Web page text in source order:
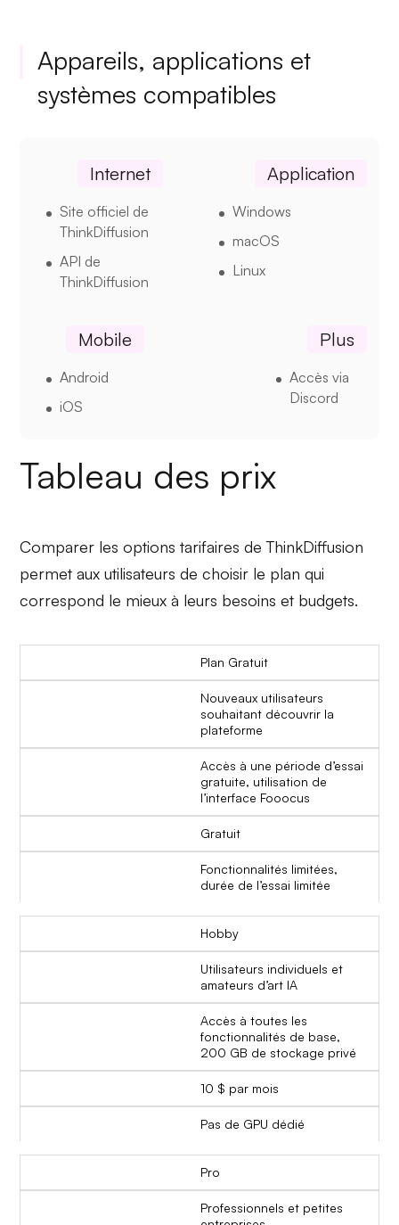
Appareils, applications et
systèmes compatibles
Internet
Site officiel de
ThinkDiffusion
API de
ThinkDiffusion
Application
Windows
macOS
Linux
Mobile
Android
iOS
Plus
Accès via
Discord
Tableau des prix
Comparer les options tarifaires de ThinkDiffusion
permet aux utilisateurs de choisir le plan qui
correspond le mieux à leurs besoins et budgets.
Plan Gratuit
Nouveaux utilisateurs
souhaitant découvrir la
plateforme
Accès à une période d’essai
gratuite, utilisation de
l’interface Fooocus
Gratuit
Fonctionnalités limitées,
durée de l’essai limitée
Hobby
Utilisateurs individuels et
amateurs d’art IA
Accès à toutes les
fonctionnalités de base,
200 GB de stockage privé
10 $ par mois
Pas de GPU dédié
Pro
Professionnels et petites